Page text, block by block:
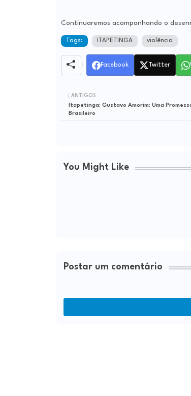
Continuaremos acompanhando o
Tags: ITAPETINGA violência
Facebook Twitter
ANTIGOS
Itapetinga: Gustavo Amorim: Uma Promessa Brilhante do Futebol
Brasileiro
You Might Like
Postar um comentário